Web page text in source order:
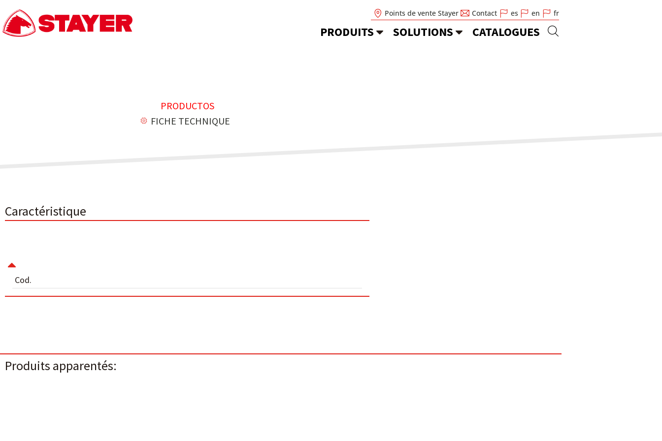
Points de vente Stayer Contact es en fr
PRODUITS SOLUTIONS CATALOGUES
PRODUCTOS
FICHE TECHNIQUE
Caractéristique
Cod.
Produits apparentés: